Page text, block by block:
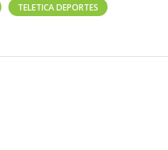
TELETICA DEPORTES